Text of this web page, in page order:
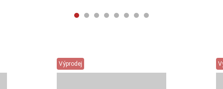
Výprodej